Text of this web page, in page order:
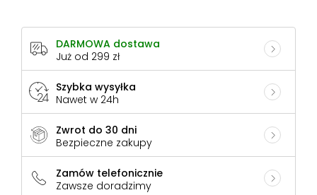
DARMOWA dostawa
Już od 299 zł
Szybka wysyłka
Nawet w 24h
Zwrot do 30 dni
Bezpieczne zakupy
Zamów telefonicznie
Zawsze doradzimy